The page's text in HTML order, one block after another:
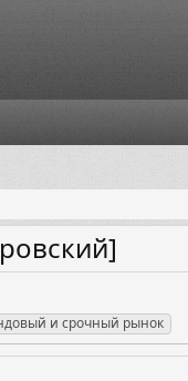
и срочный рынок